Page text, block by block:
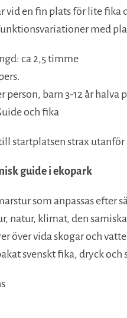
vid en fin plats för lite fika
med
ca 2,5 timme
person, barn 3-12 år halva
och fika
startplatsen strax utanför
guide i ekopark
som anpassas efter
natur, klimat, den
över vida skogar och
svenskt fika, dryck